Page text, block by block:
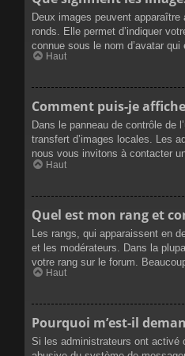
Deux images peuvent
ronds. Elle permet d’indiquer
connue sous le nom d’avatar
Haut
Comment puis-je
Dans le panneau de contrôle de
transfert d’images locales. Les
nous vous invitons à contacter
Haut
Quel est mon rang et
Les rangs, qui apparaissent en
et les modérateurs. Dans la
votre rang sur le forum.
Haut
Pourquoi m’est-il
Si les administrateurs ont activé